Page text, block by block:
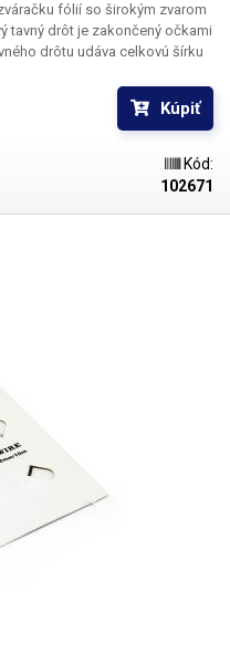
fólií so širokým zvarom
tavný drôt je zakončený očkami
drôtu udáva celkovú šírku
Kúpiť
Kód:
102671